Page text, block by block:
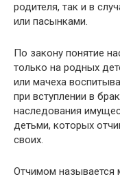
родителя, так и в
или пасынками.
По закону понятие
только на родных
или мачеха
при вступлении в
наследования
детьми, которых
своих.
Отчимом называется